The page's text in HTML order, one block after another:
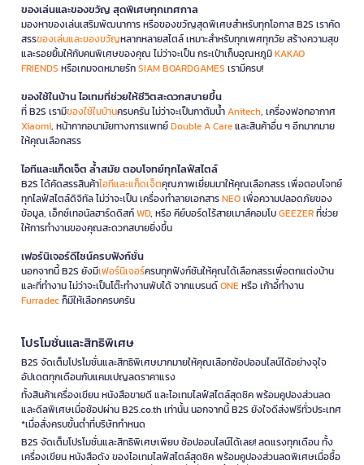
ของเล่นและของขวัญ สุดพิเศษทุกเทศกาล
มองหาของเล่นเสริมพัฒนาการ หรือของขวัญสุดพิเศษสำหรับทุกโอกาส B2S เราคัด
สรรของเล่นและของขวัญหลากหลายสไตล์ เหมาะสำหรับทุกเพศทุกวัย สร้างความสุข
และรอยยิ้มให้กับคนพิเศษของคุณ ไม่ว่าจะเป็น กระเป๋าเก็บอุณหภูมิKAKAO
FRIENDS หรือเกมจดหมายรักSIAM BOARDGAMES เรามีครบ!
ของใช้ในบ้าน ไอเทมที่ช่วยให้ชีวิตสะดวกสบายขึ้น
ที่ B2S เรามีของใช้ในบ้านครบครัน ไม่ว่าจะเป็นกาต้มน้ำAnitech, เครื่องฟอกอากาศ
Xiaomi, หน้ากากอนามัยทางการแพทย์Double A Careและสินค้าอื่น ๆ อีกมากมาย
ให้คุณเลือกสรร
ไอทีและแก็ดเจ็ต ล้ำสมัย ตอบโจทย์ทุกไลฟ์สไตล์
B2S ได้คัดสรรสินค้าไอทีและแก็ดเจ็ตคุณภาพเยี่ยมมาให้คุณเลือกสรร เพื่อตอบโจทย์
ทุกไลฟ์สไตล์ดิจิทัล ไม่ว่าจะเป็น เครื่องทำลายเอกสารNEOเพื่อความปลอดภัยของ
ข้อมูล, เอ็กซ์เทอนัลฮาร์ดดิสก์WD, หรือ คีย์บอร์ดไร้สายเมาส์คอมโบGEEZERที่ช่วย
ให้การทำงานของคุณสะดวกสบายยิ่งขึ้น
เฟอร์นิเจอร์ดีไซน์ครบฟังก์ชั่น
นอกจากนี้ B2S ยังมีเฟอร์นิเจอร์ครบทุกฟังก์ชันให้คุณได้เลือกสรรเพื่อตกแต่งบ้าน
และที่ทำงาน ไม่ว่าจะเป็นโต๊ะทำงานพับได้ จากแบรนด์ONEหรือ เก้าอี้ทำงาน
Furradecก็มีให้เลือกครบครัน
โปรโมชั่นและสิทธิพิเศษ
B2S จัดเต็มโปรโมชั่นและสิทธิพิเศษมากมายให้คุณเลือกช้อปออนไลน์ได้อย่างจุใจ
อัปเดตทุกเดือนกับแคมเปญลดราคาแรง
ทั้งสินค้าเครื่องเขียน หนังสือขายดี และไอเทมไลฟ์สไตล์สุดชิค พร้อมคูปองส่วนลด
และดีลพิเศษเมื่อช้อปผ่าน B2S.co.th เท่านั้น นอกจากนี้ B2S ยังใจดีส่งฟรีทั่วประเทศ
*เมื่อสั่งครบขั้นต่ำที่บริษัทกำหนด
B2S จัดเต็มโปรโมชั่นและสิทธิพิเศษเพียบ ช้อปออนไลน์ได้เลย! ลดแรงทุกเดือน ทั้ง
เครื่องเขียน หนังสือดัง ของไอเทมไลฟ์สไตล์สุดชิค พร้อมคูปองส่วนลดพิเศษเมื่อซื้อ